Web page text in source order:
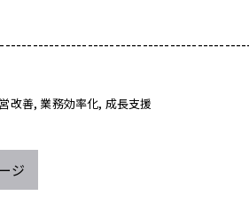
改善 業務効率化 成長支援
ジ